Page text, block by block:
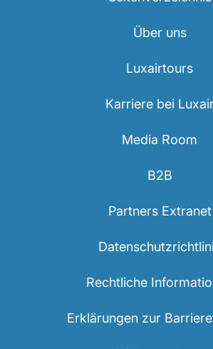
Über uns
Luxairtours
Karriere bei
Media Room
B2B
Partners Extranet
Rechtliche
Erklärungen zur